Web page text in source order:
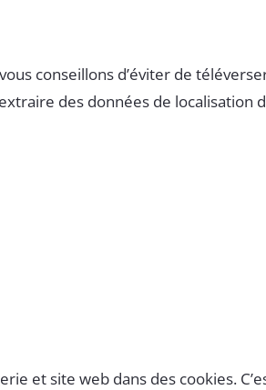
conseillons d’éviter de
des données de localisation
et site web dans des cookies.